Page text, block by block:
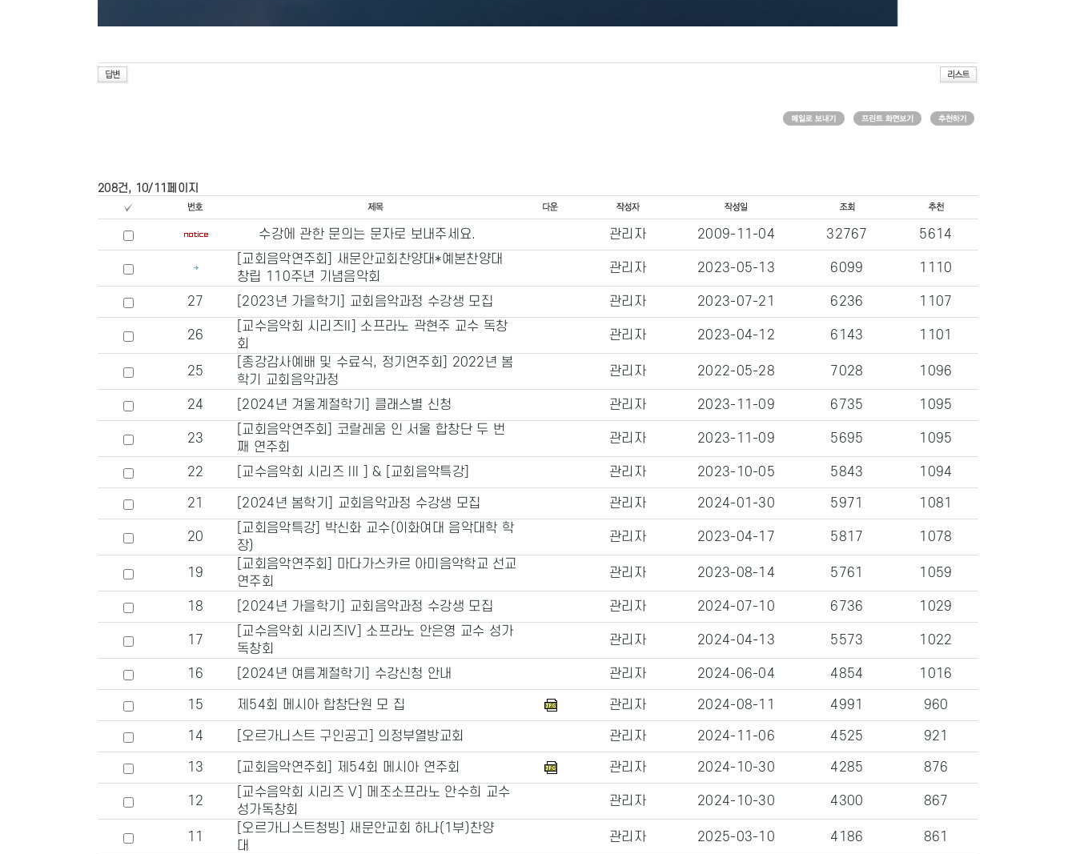
208건, 10/11페이지
수강에 관한 문의는 문자로 보내주세요. 관리자 2009-11-04 32767
5614
[교회음악연주회] 새문안교회찬양대*예본찬양대
창립 110주년 기념음악회
관리자 2023-05-13 6099 1110
27 [2023년 가을학기] 교회음악과정 수강생 모집 관리자 2023-07-21 6236 1107
26
[교수음악회 시리즈II] 소프라노 곽현주 교수 독창
회
관리자 2023-04-12 6143 1101
25
[종강감사예배 및 수료식, 정기연주회] 2022년 봄
학기 교회음악과정
관리자 2022-05-28 7028 1096
24 [2024년 겨울계절학기] 클래스별 신청 관리자 2023-11-09 6735 1095
23
[교회음악연주회] 코랄레움 인 서울 합창단 두 번
째 연주회
관리자 2023-11-09 5695 1095
22 [교수음악회 시리즈 III ] & [교회음악특강] 관리자 2023-10-05 5843 1094
21 [2024년 봄학기] 교회음악과정 수강생 모집 관리자 2024-01-30 5971 1081
20
[교회음악특강] 박신화 교수(이화여대 음악대학 학
장)
관리자 2023-04-17 5817 1078
19
[교회음악연주회] 마다가스카르 아미음악학교 선교
연주회
관리자 2023-08-14 5761 1059
18 [2024년 가을학기] 교회음악과정 수강생 모집 관리자 2024-07-10 6736 1029
17
[교수음악회 시리즈IV] 소프라노 안은영 교수 성가
독창회
관리자 2024-04-13 5573 1022
16 [2024년 여름계절학기] 수강신청 안내 관리자 2024-06-04 4854 1016
15 제54회 메시아 합창단원 모 집 관리자 2024-08-11 4991 960
14 [오르가니스트 구인공고] 의정부열방교회 관리자 2024-11-06 4525 921
13 [교회음악연주회] 제54회 메시아 연주회 관리자 2024-10-30 4285 876
12
[교수음악회 시리즈 V] 메조소프라노 안수희 교수
성가독창회
관리자 2024-10-30 4300 867
11
[오르가니스트청빙] 새문안교회 하나(1부)찬양
대
관리자 2025-03-10 4186 861